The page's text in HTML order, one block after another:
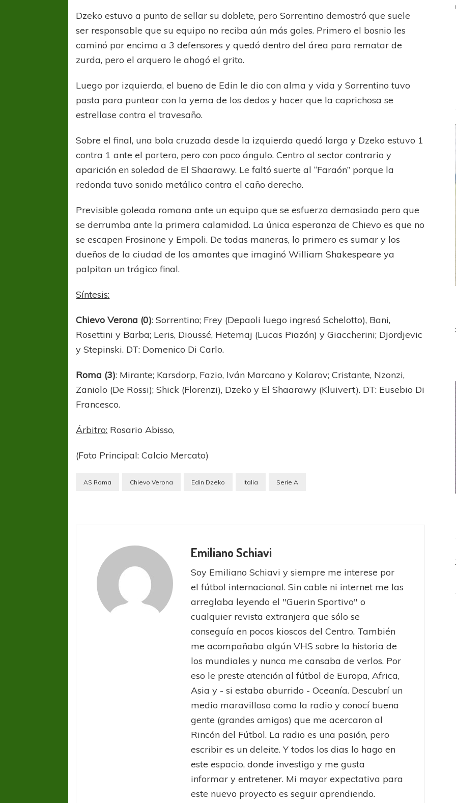
Dzeko estuvo a punto de sellar su doblete, pero Sorrentino demostró que suele
ser responsable que su equipo no reciba aún más goles. Primero el bosnio les
caminó por encima a 3 defensores y quedó dentro del área para rematar de
zurda, pero el arquero le ahogó el grito.
Luego por izquierda, el bueno de Edin le dio con alma y vida y Sorrentino tuvo
pasta para puntear con la yema de los dedos y hacer que la caprichosa se
estrellase contra el travesaño.
Sobre el final, una bola cruzada desde la izquierda quedó larga y Dzeko estuvo 1
contra 1 ante el portero, pero con poco ángulo. Centro al sector contrario y
aparición en soledad de El Shaarawy. Le faltó suerte al “Faraón” porque la
redonda tuvo sonido metálico contra el caño derecho.
Previsible goleada romana ante un equipo que se esfuerza demasiado pero que
se derrumba ante la primera calamidad. La única esperanza de Chievo es que no
se escapen Frosinone y Empoli. De todas maneras, lo primero es sumar y los
dueños de la ciudad de los amantes que imaginó William Shakespeare ya
palpitan un trágico final.
Síntesis:
Chievo Verona (0): Sorrentino; Frey (Depaoli luego ingresó Schelotto), Bani,
Rosettini y Barba; Leris, Dioussé, Hetemaj (Lucas Piazón) y Giaccherini; Djordjevic
y Stepinski. DT: Domenico Di Carlo.
Roma (3): Mirante; Karsdorp, Fazio, Iván Marcano y Kolarov; Cristante, Nzonzi,
Zaniolo (De Rossi); Shick (Florenzi), Dzeko y El Shaarawy (Kluivert). DT: Eusebio Di
Francesco.
Árbitro: Rosario Abisso,
(Foto Principal: Calcio Mercato)
AS Roma Chievo Verona Edin Dzeko Italia Serie A
Emiliano Schiavi
Soy Emiliano Schiavi y siempre me interese por
el fútbol internacional. Sin cable ni internet me las
arreglaba leyendo el "Guerin Sportivo" o
cualquier revista extranjera que sólo se
conseguía en pocos kioscos del Centro. También
me acompañaba algún VHS sobre la historia de
los mundiales y nunca me cansaba de verlos. Por
eso le preste atención al fútbol de Europa, Africa,
Asia y - si estaba aburrido - Oceanía. Descubrí un
medio maravilloso como la radio y conocí buena
gente (grandes amigos) que me acercaron al
Rincón del Fútbol. La radio es una pasión, pero
escribir es un deleite. Y todos los dias lo hago en
este espacio, donde investigo y me gusta
informar y entretener. Mi mayor expectativa para
este nuevo proyecto es seguir aprendiendo.
COPA SUDAMERICANA TIGRE
A pesar de la derrota Tigre avanzó a
Octavos de Final
REGIONAL AMATEUR
Ajustada caída de Verónica en Alejandro
REGIONAL AMATEUR
Verónica jugará ante Estrella del Sur en el
LIGA DE LA COSTA
Las campeonas festejaron ante su gente